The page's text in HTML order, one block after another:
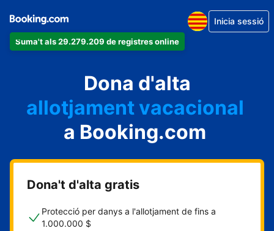
Suma't als 29.279.209 de registres online
Inicia sessió
Dona d'alta
un apartament
un hotel
allotjament vacacional
un hostal
una casa rural
a Booking.com
Dona't d'alta gratis
Protecció per danys a l'allotjament de fins a
1.000.000 $